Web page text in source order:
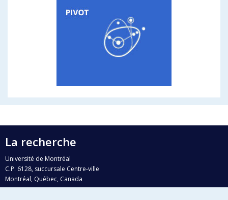
La recherche
Université de Montréal
C.P. 6128, succursale Centre-ville
Montréal, Québec, Canada
H3C 3J7